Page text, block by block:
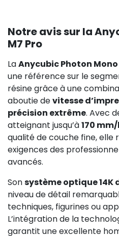
Notre avis sur la
M7 Pro
LaAnycubic Photon Mono
une référence sur le
résine grâce à une
aboutie devitesse
précision extrême. Avec
atteignant jusqu’à170
qualité de couche fine,
exigences des
avancés.
Sonsystème optique 14K
niveau de détail
techniques, figurines ou
L’intégration de la
garantit une excellente